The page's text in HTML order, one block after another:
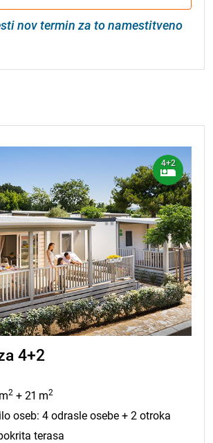
nov termin za to namestitveno
4+2
4+2
2 + 21 m2
oseb: 4 odrasle osebe + 2 otroka
terasa